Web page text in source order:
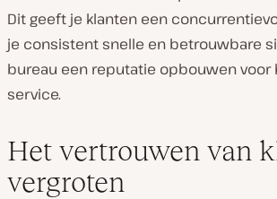
Dit geeft je klanten een
je consistent snelle en betrouwbare
bureau een reputatie opbouwen voor
service.
Het vertrouwen van
vergroten